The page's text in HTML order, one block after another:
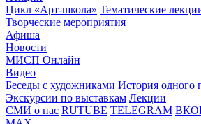
Цикл «Арт-школа» Тематические
Творческие мероприятия
Афиша
Новости
МИСП Онлайн
Видео
Беседы с художниками История одного
Экскурсии по выставкам Лекции
СМИ о нас RUTUBE TELEGRAM